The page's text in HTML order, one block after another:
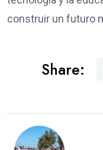
construir un futuro
Share: